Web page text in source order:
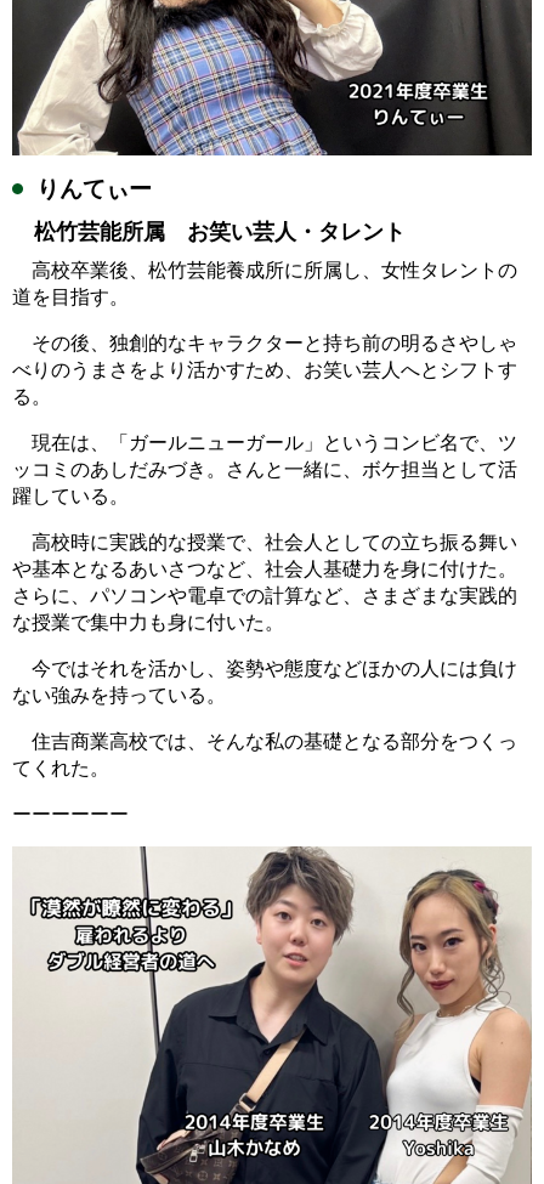
りんてぃー
松竹芸能所属 お笑い芸人・タレント
高校卒業後、松竹芸能養成所に所属し、女性タレントの
道を目指す。
その後、独創的なキャラクターと持ち前の明るさやしゃ
べりのうまさをより活かすため、お笑い芸人へとシフトす
る。
現在は、「ガールニューガール」というコンビ名で、ツ
ッコミのあしだみづき。さんと一緒に、ボケ担当として活
躍している。
高校時に実践的な授業で、社会人としての立ち振る舞い
や基本となるあいさつなど、社会人基礎力を身に付けた。
さらに、パソコンや電卓での計算など、さまざまな実践的
な授業で集中力も身に付いた。
今ではそれを活かし、姿勢や態度などほかの人には負け
ない強みを持っている。
住吉商業高校では、そんな私の基礎となる部分をつくっ
てくれた。
ーーーーーー